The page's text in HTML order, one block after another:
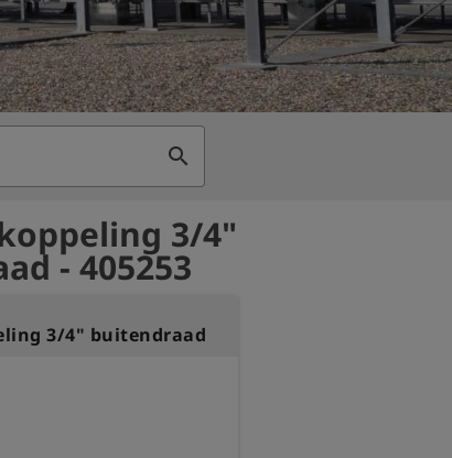
search
3/4"
- 405253
3/4" buitendraad